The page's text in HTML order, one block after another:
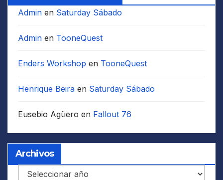
Admin en Saturday Sábado
Admin en TooneQuest
Enders Workshop en TooneQuest
Henrique Beira en Saturday Sábado
Eusebio Agüero en Fallout 76
Archivos
Archivos